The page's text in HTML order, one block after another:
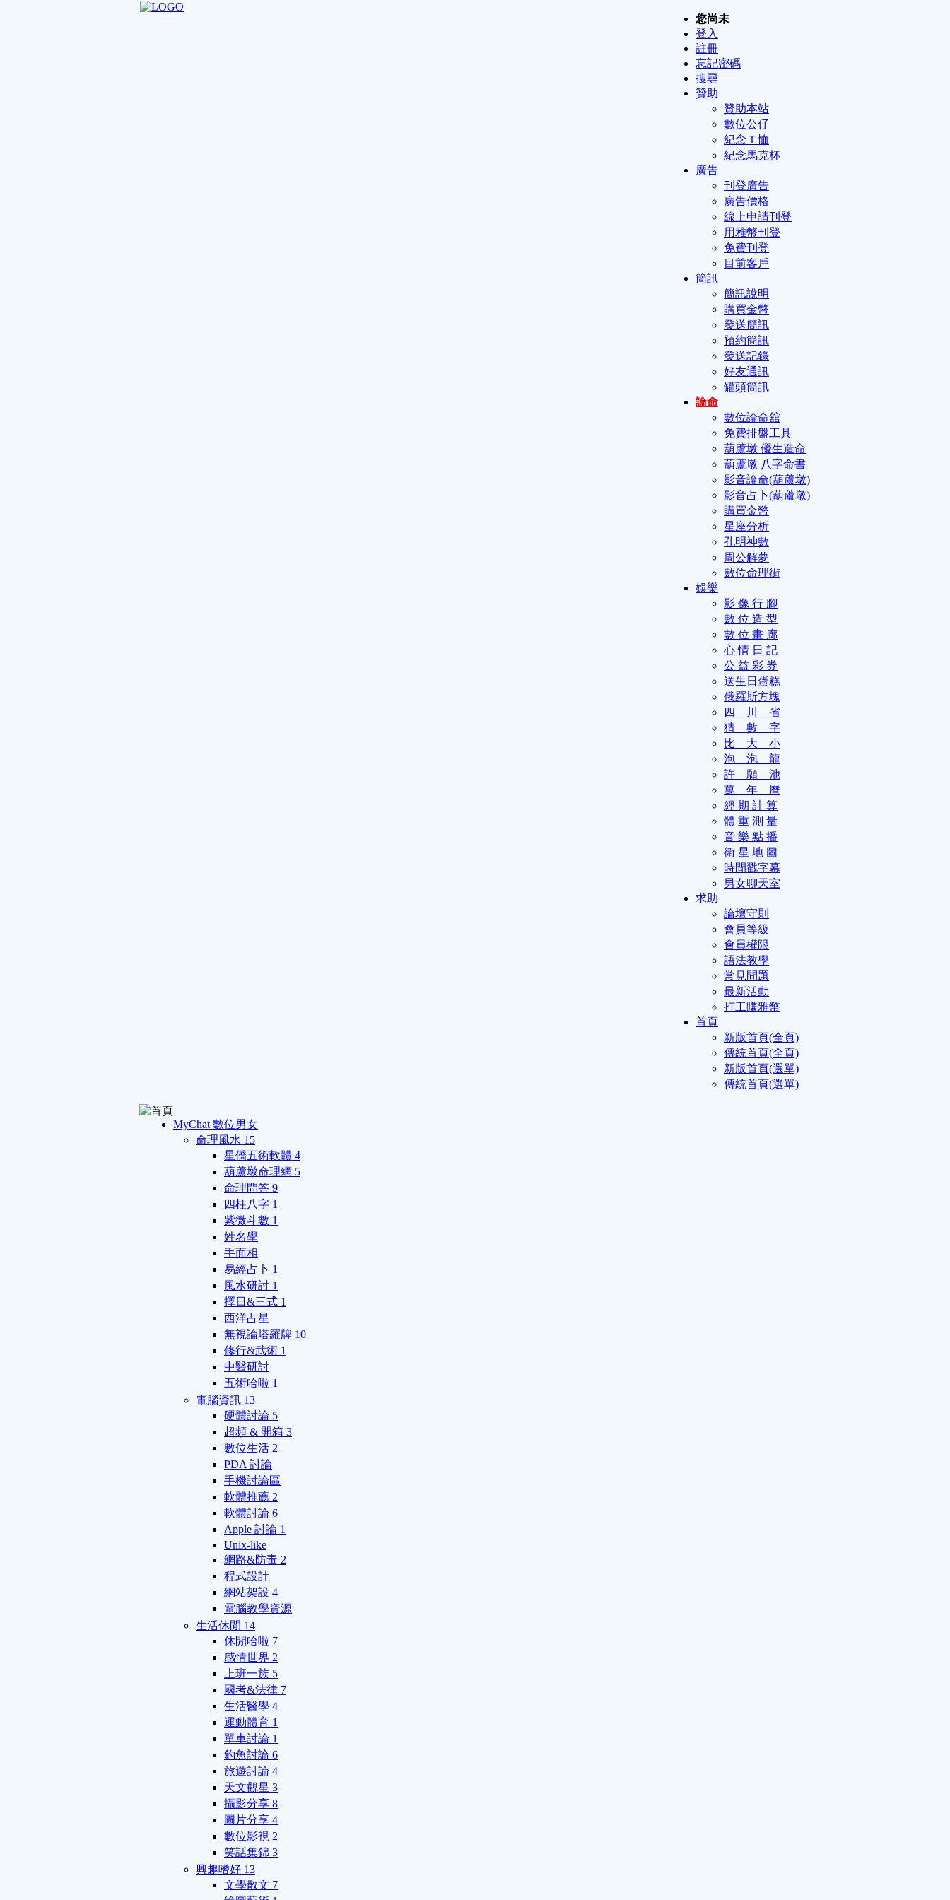
您尚未
登入
註冊
忘記密碼
搜尋
贊助
贊助本站
數位公仔
紀念Ｔ恤
紀念馬克杯
廣告
刊登廣告
廣告價格
線上申請刊登
用雅幣刊登
免費刊登
目前客戶
簡訊
簡訊說明
購買金幣
發送簡訊
預約簡訊
發送記錄
好友通訊
罐頭簡訊
論命
數位論命舘
免費排盤工具
葫蘆墩 優生造命
葫蘆墩 八字命書
影音論命(葫蘆墩)
影音占卜(葫蘆墩)
購買金幣
星座分析
孔明神數
周公解夢
數位命理街
娛樂
影 像 行 腳
數 位 造 型
數 位 畫 廊
心 情 日 記
公 益 彩 券
送生日蛋糕
俄羅斯方塊
四 川 省
猜 數 字
比 大 小
泡 泡 龍
許 願 池
萬 年 曆
經 期 計 算
體 重 測 量
音 樂 點 播
衛 星 地 圖
時間戳字幕
男女聊天室
求助
論壇守則
會員等級
會員權限
語法教學
常見問題
最新活動
打工賺雅幣
首頁
新版首頁(全頁)
傳統首頁(全頁)
新版首頁(選單)
傳統首頁(選單)
MyChat 數位男女
命理風水 15
星僑五術軟體 4
葫蘆墩命理網 5
命理問答 9
四柱八字 1
紫微斗數 1
姓名學
手面相
易經占卜 1
風水研討 1
擇日&三式 1
西洋占星
無視論塔羅牌 10
修行&武術 1
中醫研討
五術哈啦 1
電腦資訊 13
硬體討論 5
超頻 & 開箱 3
數位生活 2
PDA 討論
手機討論區
軟體推薦 2
軟體討論 6
Apple 討論 1
Unix-like
網路&防毒 2
程式設計
網站架設 4
電腦教學資源
生活休閒 14
休閒哈啦 7
感情世界 2
上班一族 5
國考&法律 7
生活醫學 4
運動體育 1
單車討論 1
釣魚討論 6
旅遊討論 4
天文觀星 3
攝影分享 8
圖片分享 4
數位影視 2
笑話集錦 3
興趣嗜好 13
文學散文 7